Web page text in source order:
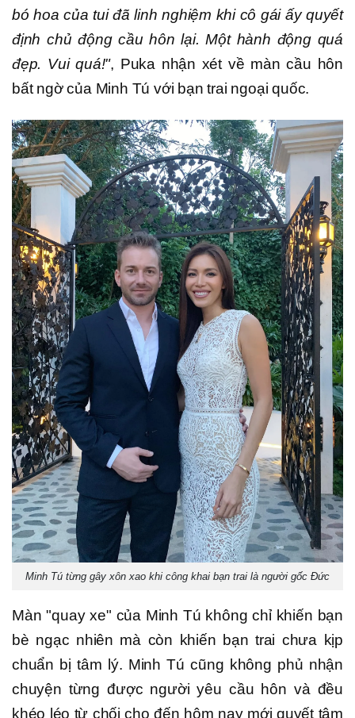
bó hoa của tui đã linh nghiệm khi cô gái ấy quyết
định chủ động cầu hôn lại. Một hành động quá
đẹp. Vui quá!", Puka nhận xét về màn cầu hôn
bất ngờ của Minh Tú với bạn trai ngoại quốc.
Minh Tú từng gây xôn xao khi công khai bạn trai là người gốc Đức
Màn "quay xe" của Minh Tú không chỉ khiến bạn
bè ngạc nhiên mà còn khiến bạn trai chưa kịp
chuẩn bị tâm lý. Minh Tú cũng không phủ nhận
chuyện từng được người yêu cầu hôn và đều
khéo léo từ chối cho đến hôm nay mới quyết tâm